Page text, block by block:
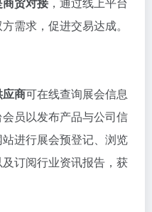
需求，促进交易达成。
商可在线查询展会信息
员以发布产品与公司信
进行展会预登记、浏览
订阅行业资讯报告，获